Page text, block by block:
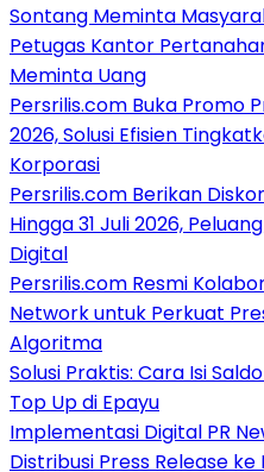
Sontang Meminta
Petugas Kantor
Meminta Uang
Persrilis.com Buka Promo
2026, Solusi Efisien
Korporasi
Persrilis.com Berikan
Hingga 31 Juli 2026,
Digital
Persrilis.com Resmi
Network untuk Perkuat
Algoritma
Solusi Praktis: Cara Isi
Top Up di Epayu
Implementasi Digital PR
Distribusi Press Release